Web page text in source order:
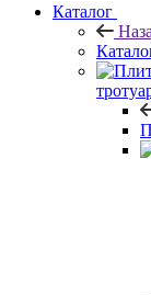
Каталог